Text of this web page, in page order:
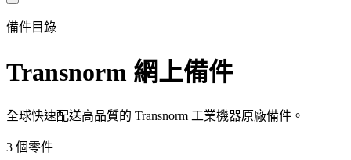
備件目錄
Transnorm 網上備件
全球快速配送高品質的 Transnorm 工業機器原廠備件。
3 個零件